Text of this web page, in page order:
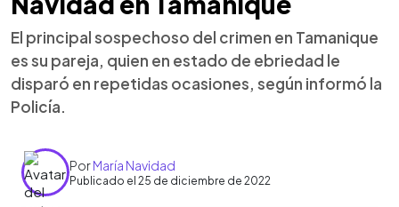
El principal sospechoso del crimen en Tamanique
es su pareja, quien en estado de ebriedad le
disparó en repetidas ocasiones, según informó la
Policía.
PorMaría Navidad
Publicado el 25 de diciembre de 2022